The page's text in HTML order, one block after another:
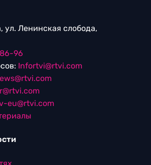
ул. Ленинская слобода,
96
Infortvi@rtvi.com
eu@rtvi.com